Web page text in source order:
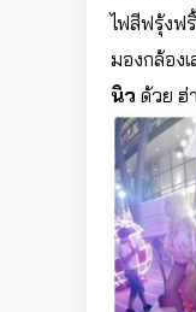
ไฟสีฟรุ้งฟ
มองกล้อง
นิว ด้วย ฮ่